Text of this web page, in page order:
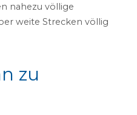
nahezu völlige
weite Strecken völlig
zu